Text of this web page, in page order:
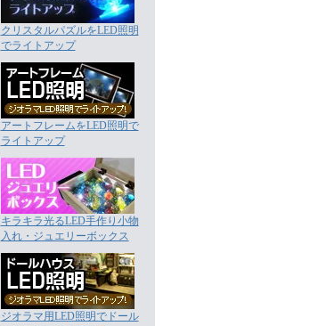
クリスタルパズルをLED照明
でライトアップ
アートフレームをLED照明で
ライトアップ
キラキラ光るLED手作り小物
入れ・ジュエリーボックス
ジオラマ用LED照明でドール